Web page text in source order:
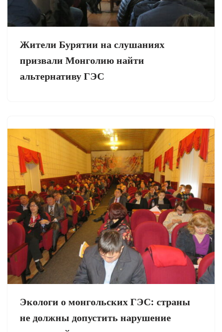
Жители Бурятии на слушаниях
призвали Монголию найти
альтернативу ГЭС
Экологи о монгольских ГЭС: страны
не должны допустить нарушение